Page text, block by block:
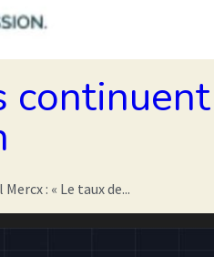
: « Le taux de...